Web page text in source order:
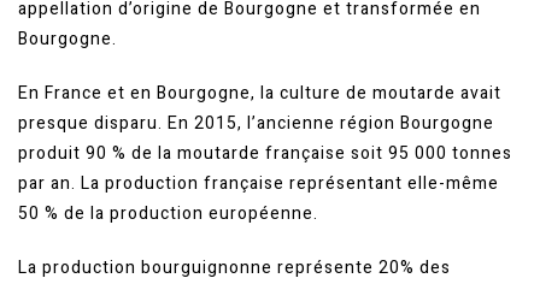
appellation d’origine de Bourgogne et transformée en
Bourgogne.
En France et en Bourgogne, la culture de moutarde avait
presque disparu. En 2015, l’ancienne région Bourgogne
produit 90 % de la moutarde française soit 95 000 tonnes
par an. La production française représentant elle-même
50 % de la production européenne.
La production bourguignonne représente 20% des